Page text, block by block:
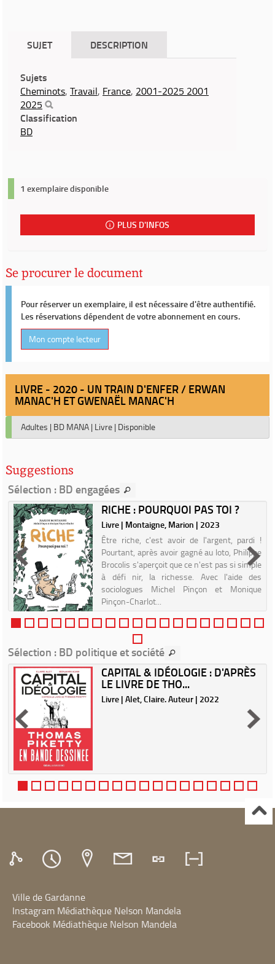
SUJET DESCRIPTION
Sujets
Cheminots, Travail, France, 2001-2025 2001
2025
Classification
BD
1 exemplaire disponible
PLUS D'INFOS
Se procurer le document
Pour réserver un exemplaire, il est nécessaire d'être authentifié.
Les réservations dépendent de votre abonnement en cours.
Mon compte lecteur
LIVRE - 2020 - UN TRAIN D'ENFER / ERWAN
MANAC'H ET GWENAËL MANAC'H
Adultes | BD MANA | Livre | Disponible
Suggestions
Sélection : BD engagées
RICHE : POURQUOI PAS TOI ?
Livre | Montaigne, Marion | 2023
Être riche, c'est avoir de l'argent, pardi !
Pourtant, après avoir gagné au loto, Philippe
Brocolis s'aperçoit que ce n'est pas si simple
à défi nir, la richesse. Avec l'aide des
sociologues Michel Pinçon et Monique
Pinçon-Charlot...
Sélection : BD politique et société
CAPITAL & IDÉOLOGIE : D'APRÈS
LE LIVRE DE THO...
Livre | Alet, Claire. Auteur | 2022
Ville de Gardanne
Instagram Médiathèque Nelson Mandela
Facebook Médiathèque Nelson Mandela